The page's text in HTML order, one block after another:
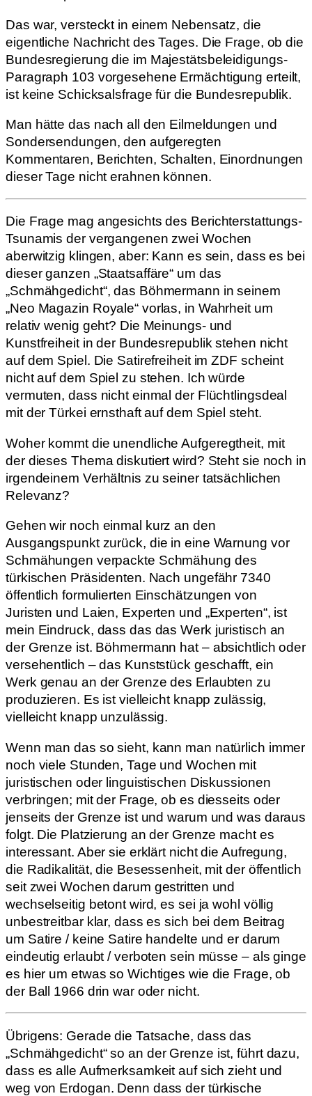
Das war, versteckt in einem Nebensatz, die
eigentliche Nachricht des Tages. Die Frage, ob die
Bundesregierung die im Majestätsbeleidigungs-
Paragraph 103 vorgesehene Ermächtigung erteilt,
ist keine Schicksalsfrage für die Bundesrepublik.
Man hätte das nach all den Eilmeldungen und
Sondersendungen, den aufgeregten
Kommentaren, Berichten, Schalten, Einordnungen
dieser Tage nicht erahnen können.
Die Frage mag angesichts des Berichterstattungs-
Tsunamis der vergangenen zwei Wochen
aberwitzig klingen, aber: Kann es sein, dass es bei
dieser ganzen „Staatsaffäre“ um das
„Schmähgedicht“, das Böhmermann in seinem
„Neo Magazin Royale“ vorlas, in Wahrheit um
relativ wenig geht? Die Meinungs- und
Kunstfreiheit in der Bundesrepublik stehen nicht
auf dem Spiel. Die Satirefreiheit im ZDF scheint
nicht auf dem Spiel zu stehen. Ich würde
vermuten, dass nicht einmal der Flüchtlingsdeal
mit der Türkei ernsthaft auf dem Spiel steht.
Woher kommt die unendliche Aufgeregtheit, mit
der dieses Thema diskutiert wird? Steht sie noch in
irgendeinem Verhältnis zu seiner tatsächlichen
Relevanz?
Gehen wir noch einmal kurz an den
Ausgangspunkt zurück, die in eine Warnung vor
Schmähungen verpackte Schmähung des
türkischen Präsidenten. Nach ungefähr 7340
öffentlich formulierten Einschätzungen von
Juristen und Laien, Experten und „Experten“, ist
mein Eindruck, dass das das Werk juristisch an
der Grenze ist. Böhmermann hat – absichtlich oder
versehentlich – das Kunststück geschafft, ein
Werk genau an der Grenze des Erlaubten zu
produzieren. Es ist vielleicht knapp zulässig,
vielleicht knapp unzulässig.
Wenn man das so sieht, kann man natürlich immer
noch viele Stunden, Tage und Wochen mit
juristischen oder linguistischen Diskussionen
verbringen; mit der Frage, ob es diesseits oder
jenseits der Grenze ist und warum und was daraus
folgt. Die Platzierung an der Grenze macht es
interessant. Aber sie erklärt nicht die Aufregung,
die Radikalität, die Besessenheit, mit der öffentlich
seit zwei Wochen darum gestritten und
wechselseitig betont wird, es sei ja wohl völlig
unbestreitbar klar, dass es sich bei dem Beitrag
um Satire / keine Satire handelte und er darum
eindeutig erlaubt / verboten sein müsse – als ginge
es hier um etwas so Wichtiges wie die Frage, ob
der Ball 1966 drin war oder nicht.
Übrigens: Gerade die Tatsache, dass das
„Schmähgedicht“ so an der Grenze ist, führt dazu,
dass es alle Aufmerksamkeit auf sich zieht und
weg von Erdogan. Denn dass der türkische